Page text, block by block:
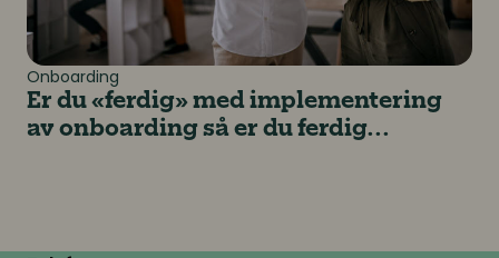
Onboarding
Er du «ferdig» med implementering
av onboarding så er du ferdig...